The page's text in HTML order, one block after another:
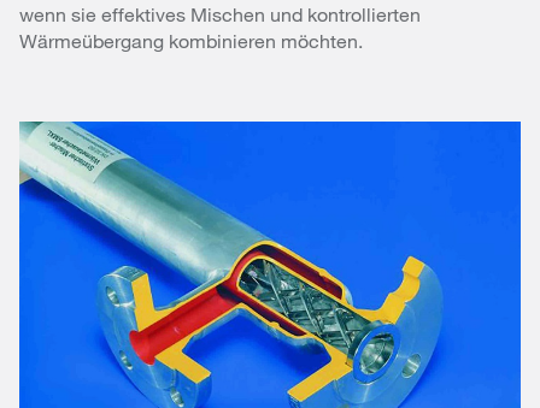
wenn sie effektives Mischen und kontrollierten
Wärmeübergang kombinieren möchten.